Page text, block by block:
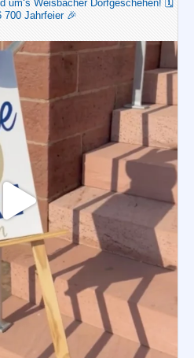
um‘s Weisbacher Dorfgeschehen! 🗓️
700 Jahrfeier 🎉